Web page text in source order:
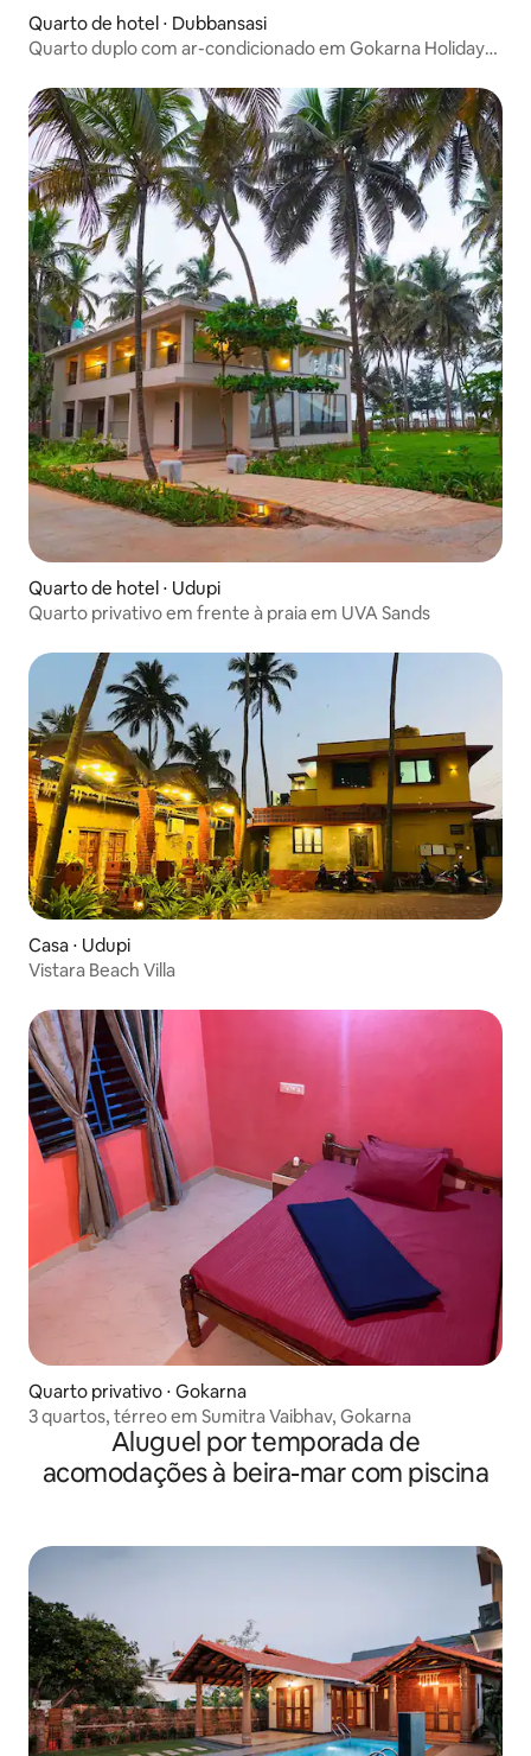
Quarto de hotel ⋅ Dubbansasi
Quarto duplo com ar-condicionado em Gokarna Holiday
Quarto de hotel ⋅ Udupi
Quarto privativo em frente à praia em UVA Sands
Casa ⋅ Udupi
Vistara Beach Villa
Quarto privativo ⋅ Gokarna
3 quartos, térreo em Sumitra Vaibhav, Gokarna
Aluguel por temporada de
acomodações à beira-mar com piscina